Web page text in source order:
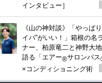
インタビュー］
《山の神対談》「やっぱり
イパ”がいい！」箱根の名
ナー、柏原竜二と神野大
語る「エアー®サロンパス
×コンディショニング術